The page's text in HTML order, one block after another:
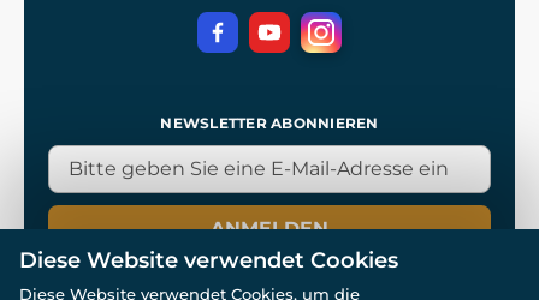
NEWSLETTER ABONNIEREN
ANMELDEN
Diese Website verwendet Cookies
Diese Website verwendet Cookies, um die